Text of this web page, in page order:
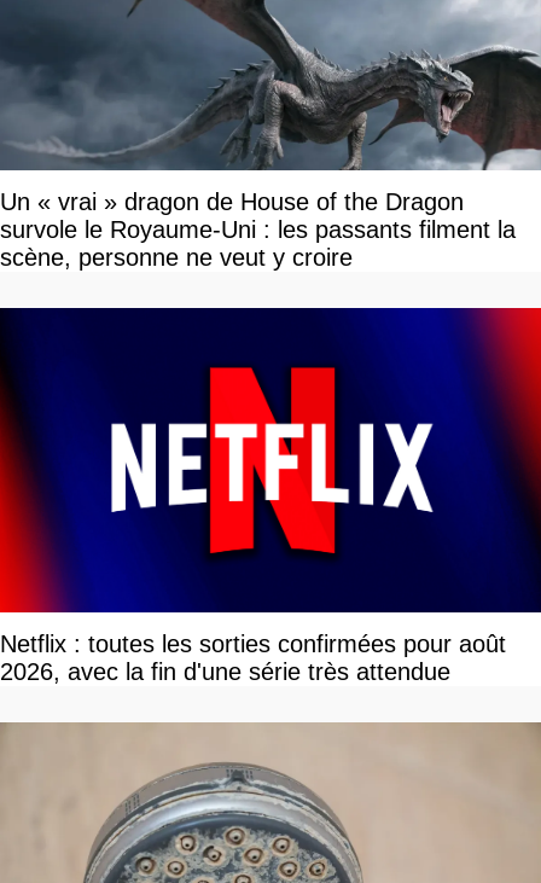
Un « vrai » dragon de House of the Dragon
survole le Royaume-Uni : les passants filment la
scène, personne ne veut y croire
Netflix : toutes les sorties confirmées pour août
2026, avec la fin d'une série très attendue